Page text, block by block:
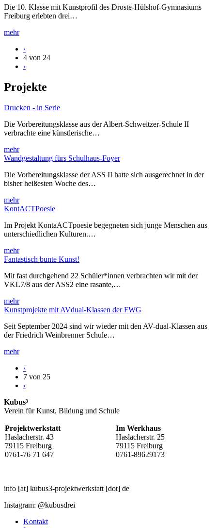
Die 10. Klasse mit Kunstprofil des Droste-Hülshof-Gymnasiums
Freiburg erlebten drei…
mehr
‹
4 von 24
›
Projekte
Drucken - in Serie
Die Vorbereitungsklasse aus der Albert-Schweitzer-Schule II
verbrachte eine künstlerische…
mehr
Wandgestaltung fürs Schulhaus-Foyer
Die Vorbereitungsklasse der ASS II hatte sich ausgerechnet in der
bisher heißesten Woche des…
mehr
KontACTPoesie
Im Projekt KontaACTpoesie begegneten sich junge Menschen aus
unterschiedlichen Kulturen.…
mehr
Fantastisch bunte Kunst!
Mit fast durchgehend 22 Schüler*innen verbrachten wir mit der
VKL7/8 aus der ASS2 eine rasante,…
mehr
Kunstprojekte mit AVdual-Klassen der FWG
Seit September 2024 sind wir wieder mit den AV-dual-Klassen aus
der Friedrich Weinbrenner Schule…
mehr
‹
7 von 25
›
Kubus³
Verein für Kunst, Bildung und Schule
Projektwerkstatt
Haslacherstr. 43
79115 Freiburg
0761-76 71 647
Im Werkhaus
Haslacherstr. 25
79115 Freiburg
0761-89629173
info [at] kubus3-projektwerkstatt [dot] de
Instagram: @kubusdrei
Kontakt